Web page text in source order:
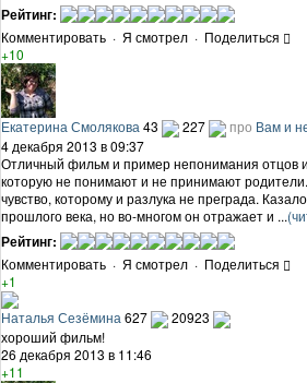
Рейтинг:
Комментировать · Я смотрел · Поделиться
+10
Екатерина Смолякова 43 227 про Вам и
4 декабря 2013 в 09:37
Отличный фильм и пример непонимания отцов
которую не понимают и не принимают
чувство, которому и разлука не преграда.
прошлого века, но во-многом он отражает и ...
Рейтинг:
Комментировать · Я смотрел · Поделиться
+1
Наталья Сезёмина627
20923
хороший фильм!
26 декабря 2013 в 11:46
+11